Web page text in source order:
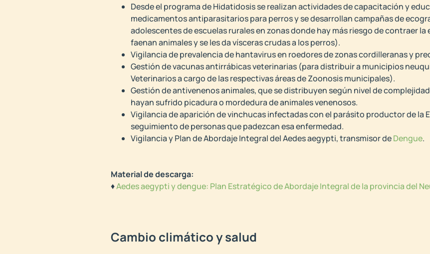
Desde el programa de Hidatidosis se realizan actividades de capacitación y
medicamentos antiparasitarios para perros y se desarrollan campañas de
adolescentes de escuelas rurales en zonas donde hay más riesgo de contraer
faenan animales y se les da vísceras crudas a los perros).
Vigilancia de prevalencia de hantavirus en roedores de zonas cordilleranas y
Gestión de vacunas antirrábicas veterinarias (para distribuir a municipios
Veterinarios a cargo de las respectivas áreas de Zoonosis municipales).
Gestión de antivenenos animales, que se distribuyen según nivel de
hayan sufrido picadura o mordedura de animales venenosos.
Vigilancia de aparición de vinchucas infectadas con el parásito productor de la
seguimiento de personas que padezcan esa enfermedad.
Vigilancia y Plan de Abordaje Integral del Aedes aegypti, transmisor deDengue.
Material de descarga:
♦Aedes aegypti y dengue: Plan Estratégico de Abordaje Integral de la provincia del
Cambio climático y salud